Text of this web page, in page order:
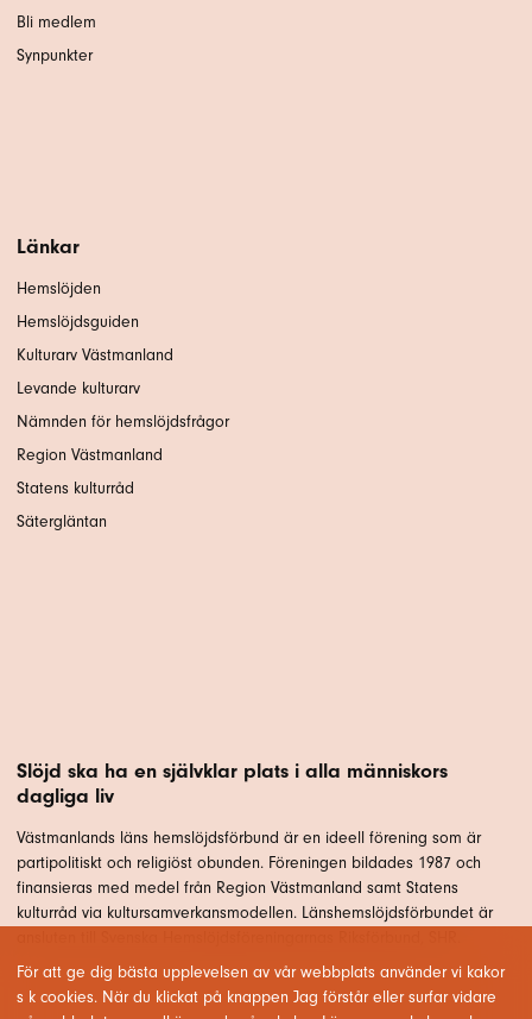
Bli medlem
Synpunkter
Länkar
Hemslöjden
Hemslöjdsguiden
Kulturarv Västmanland
Levande kulturarv
Nämnden för hemslöjdsfrågor
Region Västmanland
Statens kulturråd
Sätergläntan
Slöjd ska ha en självklar plats i alla människors
dagliga liv
Västmanlands läns hemslöjdsförbund är en ideell förening som är
partipolitiskt och religiöst obunden. Föreningen bildades 1987 och
finansieras med medel från Region Västmanland samt Statens
kulturråd via kultursamverkansmodellen. Länshemslöjdsförbundet är
För att ge dig bästa upplevelsen av vår webbplats använder vi kakor
s k cookies. När du klickat på knappen Jag förstår eller surfar vidare